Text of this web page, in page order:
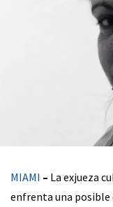
MIAMI – La exjueza
enfrenta una posible